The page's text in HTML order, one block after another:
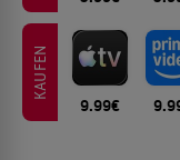
KAUFEN
9.99€